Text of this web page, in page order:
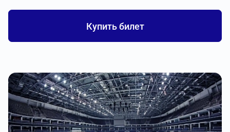
Купить билет